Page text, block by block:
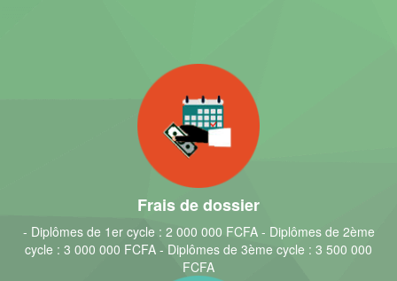
Frais de dossier
- Diplômes de 1er cycle : 2 000 000 FCFA - Diplômes de 2ème
cycle : 3 000 000 FCFA - Diplômes de 3ème cycle : 3 500 000
FCFA